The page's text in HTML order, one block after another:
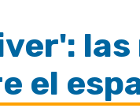
las
el